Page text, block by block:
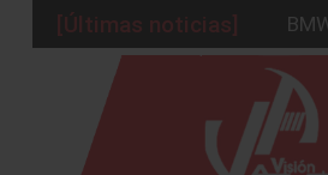
[Últimas noticias]